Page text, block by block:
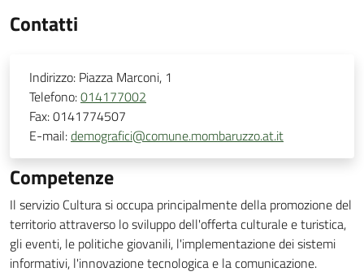
Contatti
Indirizzo: Piazza Marconi, 1
Telefono:014177002
Fax:0141774507
E-mail:demografici@comune.mombaruzzo.at.it
Competenze
Il servizio Cultura si occupa principalmente della promozione del
territorio attraverso lo sviluppo dell'offerta culturale e turistica,
gli eventi, le politiche giovanili, l'implementazione dei sistemi
informativi, l'innovazione tecnologica e la comunicazione.